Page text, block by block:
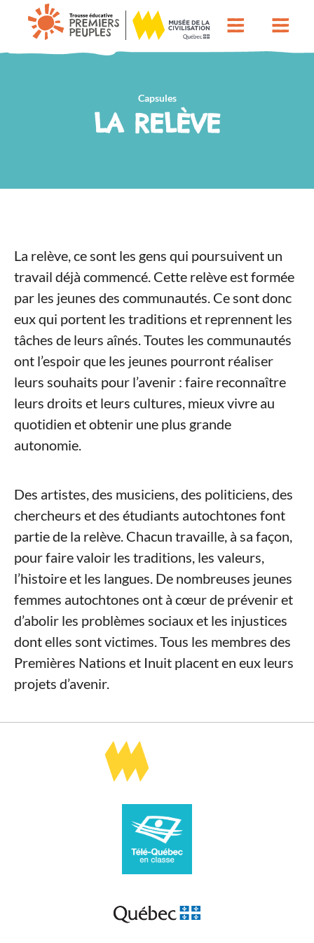
Capsules
LA RELÈVE
La relève, ce sont les gens qui poursuivent un
travail déjà commencé. Cette relève est formée
par les jeunes des communautés. Ce sont donc
eux qui portent les traditions et reprennent les
tâches de leurs aînés. Toutes les communautés
ont l’espoir que les jeunes pourront réaliser
leurs souhaits pour l’avenir : faire reconnaître
leurs droits et leurs cultures, mieux vivre au
quotidien et obtenir une plus grande
autonomie.
Des artistes, des musiciens, des politiciens, des
chercheurs et des étudiants autochtones font
partie de la relève. Chacun travaille, à sa façon,
pour faire valoir les traditions, les valeurs,
l’histoire et les langues. De nombreuses jeunes
femmes autochtones ont à cœur de prévenir et
d’abolir les problèmes sociaux et les injustices
dont elles sont victimes. Tous les membres des
Premières Nations et Inuit placent en eux leurs
projets d’avenir.